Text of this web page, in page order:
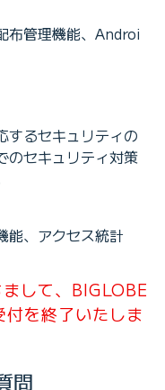
布管理機能、Androi
するセキュリティの
のセキュリティ対策
能、アクセス統計
して、BIGLOBE
を終了いたしま
問